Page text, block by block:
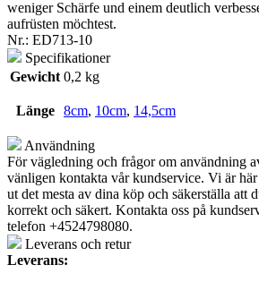
weniger Schärfe und einem deutlich
aufrüsten möchtest.
Nr.: ED713-10
Specifikationer
Gewicht 0,2 kg
Länge 8cm, 10cm, 14,5cm
Användning
För vägledning och frågor om användning
vänligen kontakta vår kundservice. Vi är
ut det mesta av dina köp och säkerställa att
korrekt och säkert. Kontakta oss på
telefon +4524798080.
Leverans och retur
Leverans: